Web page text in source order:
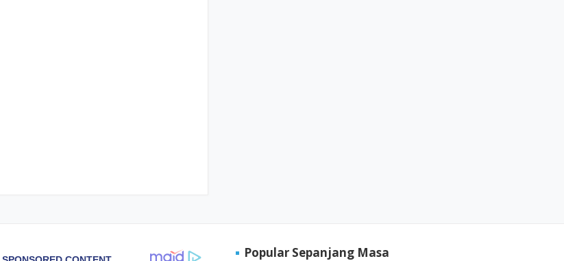
Popular Sepanjang Masa